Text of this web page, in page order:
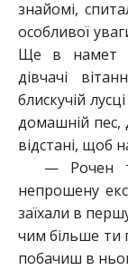
знайомі,
особливої
Ще в намет
дівчачі
блискучій
домашній пес,
відстані, щоб
— Рочен
непрошену
заїхали в
чим більше ти
побачиш в